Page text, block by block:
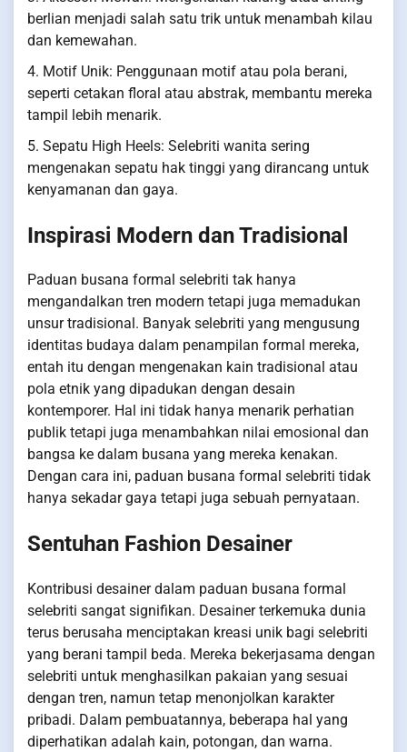
berlian menjadi salah satu trik untuk menambah kilau
dan kemewahan.
4. Motif Unik: Penggunaan motif atau pola berani,
seperti cetakan floral atau abstrak, membantu mereka
tampil lebih menarik.
5. Sepatu High Heels: Selebriti wanita sering
mengenakan sepatu hak tinggi yang dirancang untuk
kenyamanan dan gaya.
Inspirasi Modern dan Tradisional
Paduan busana formal selebriti tak hanya
mengandalkan tren modern tetapi juga memadukan
unsur tradisional. Banyak selebriti yang mengusung
identitas budaya dalam penampilan formal mereka,
entah itu dengan mengenakan kain tradisional atau
pola etnik yang dipadukan dengan desain
kontemporer. Hal ini tidak hanya menarik perhatian
publik tetapi juga menambahkan nilai emosional dan
bangsa ke dalam busana yang mereka kenakan.
Dengan cara ini, paduan busana formal selebriti tidak
hanya sekadar gaya tetapi juga sebuah pernyataan.
Sentuhan Fashion Desainer
Kontribusi desainer dalam paduan busana formal
selebriti sangat signifikan. Desainer terkemuka dunia
terus berusaha menciptakan kreasi unik bagi selebriti
yang berani tampil beda. Mereka bekerjasama dengan
selebriti untuk menghasilkan pakaian yang sesuai
dengan tren, namun tetap menonjolkan karakter
pribadi. Dalam pembuatannya, beberapa hal yang
diperhatikan adalah kain, potongan, dan warna.